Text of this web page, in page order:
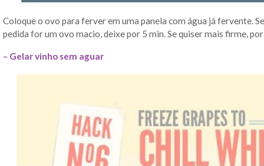
Coloque o ovo para ferver em uma panela com água já fervente.
pedida for um ovo macio, deixe por 5 min. Se quiser mais firme,
– Gelar vinho sem aguar